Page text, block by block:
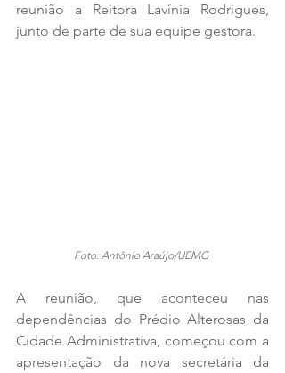
reunião a Reitora Lavínia Rodrigues,
junto de parte de sua equipe gestora.
Foto: Antônio Araújo/UEMG
A reunião, que aconteceu nas
dependências do Prédio Alterosas da
Cidade Administrativa, começou com a
apresentação da nova secretária da